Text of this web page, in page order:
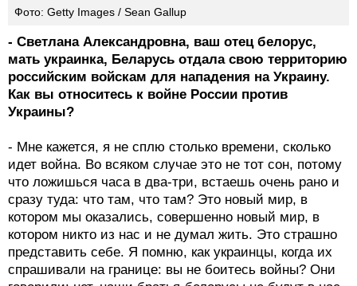
Фото: Getty Images / Sean Gallup
- Светлана Александровна, ваш отец белорус,
мать украинка, Беларусь отдала свою территорию
российским войскам для нападения на Украину.
Как вы относитесь к войне России против
Украины?
- Мне кажется, я не сплю столько времени, сколько
идет война. Во всяком случае это не тот сон, потому
что ложишься часа в два-три, встаешь очень рано и
сразу туда: что там, что там? Это новый мир, в
котором мы оказались, совершенно новый мир, в
котором никто из нас и не думал жить. Это страшно
представить себе. Я помню, как украинцы, когда их
спрашивали на границе: вы не боитесь войны? Они